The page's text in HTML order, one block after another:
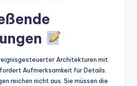
Architekturen mit
Aufmerksamkeit für Details.
reichen nicht aus. Sie müssen die